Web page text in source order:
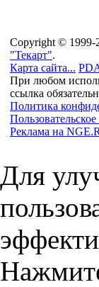
Copyright © 1999-
"Текарт".
Карта сайта...
При любом
ссылка
Политика
Реклама на
Для